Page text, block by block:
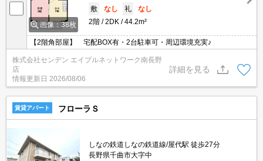
画像：38枚
敷
なし 礼
なし
2階
2DK 44.2m²
【2階角部屋】 宅配BOX有・2台駐車可・周辺環境充実♪
株式会社センデン エイブルネットワーク南長野
店
情報更新日 2026/08/06
詳細を見る
賃貸アパート フローラＳ
しなの鉄道しなの鉄道線/屋代駅 徒歩27分
長野県千曲市大字中